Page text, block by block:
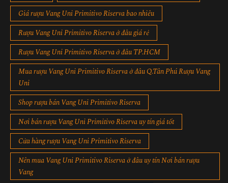
Giá rượu Vang Uni Primitivo Riserva bao nhiêu
Rượu Vang Uni Primitivo Riserva ở đâu giá rẻ
Rượu Vang Uni Primitivo Riserva ở đâu TP.HCM
Mua rượu Vang Uni Primitivo Riserva ở đâu Q.Tân Phú Rượu Vang
Uni
Shop rượu bán Vang Uni Primitivo Riserva
Nơi bán rượu Vang Uni Primitivo Riserva uy tín giá tốt
Cửa hàng rượu Vang Uni Primitivo Riserva
Nên mua Vang Uni Primitivo Riserva ở đâu uy tín Nơi bán rượu
Vang